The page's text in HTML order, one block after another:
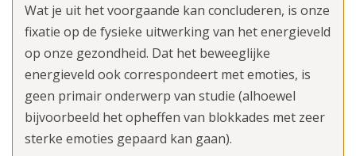
Wat je uit het voorgaande kan concluderen, is onze
fixatie op de fysieke uitwerking van het energieveld
op onze gezondheid. Dat het beweeglijke
energieveld ook correspondeert met emoties, is
geen primair onderwerp van studie (alhoewel
bijvoorbeeld het opheffen van blokkades met zeer
sterke emoties gepaard kan gaan).